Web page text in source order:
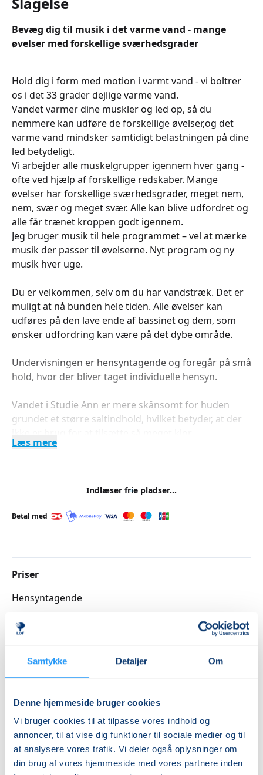
Samtykke Detaljer Om
Denne hjemmeside bruger cookies
Vi bruger cookies til at tilpasse vores indhold og
annoncer, til at vise dig funktioner til sociale medier og til
at analysere vores trafik. Vi deler også oplysninger om
din brug af vores hjemmeside med vores partnere inden
Bevæg dig til musik i det varme vand - mange
øvelser med forskellige sværhedsgrader
Hold dig i form med motion i varmt vand - vi boltrer
os i det 33 grader dejlige varme vand.
Vandet varmer dine muskler og led op, så du
nemmere kan udføre de forskellige øvelser,og det
varme vand mindsker samtidigt belastningen på dine
led betydeligt.
Vi arbejder alle muskelgrupper igennem hver gang -
ofte ved hjælp af forskellige redskaber. Mange
øvelser har forskellige sværhedsgrader, meget nem,
nem, svær og meget svær. Alle kan blive udfordret og
alle får trænet kroppen godt igennem.
Jeg bruger musik til hele programmet – vel at mærke
musik der passer til øvelserne. Nyt program og ny
musik hver uge.
Du er velkommen, selv om du har vandstræk. Det er
muligt at nå bunden hele tiden. Alle øvelser kan
udføres på den lave ende af bassinet og dem, som
ønsker udfordring kan være på det dybe område.
Undervisningen er hensyntagende og foregår på små
hold, hvor der bliver taget individuelle hensyn.
Vandet i Studie Ann er mere skånsomt for huden
grundet et større saltindhold, hvilket betyder, at der
Læs mere
Indlæser frie pladser...
Betal med
Priser
Hensyntagende
Info
Første mødegang
torsdag 27.08.2026, kl. 11.15 - 12.00
Sidste mødegang
torsdag 14.01.2027, kl. 11.15 - 12.00